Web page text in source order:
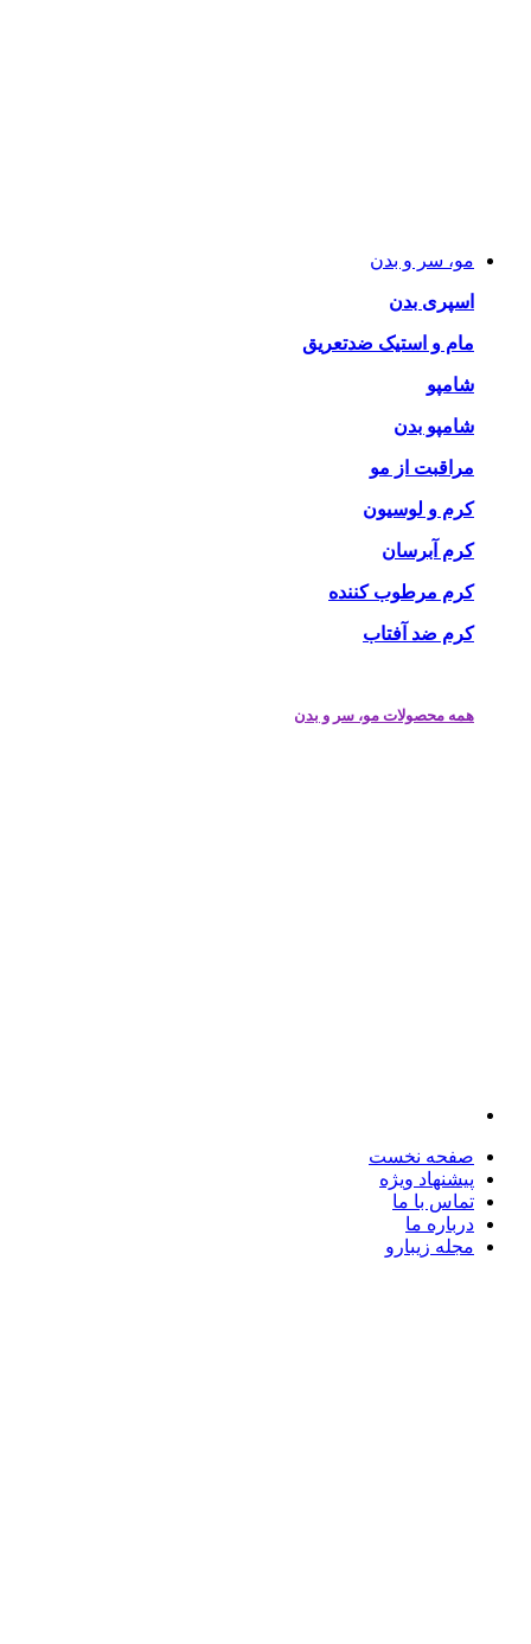
مو، سر و بدن
اسپری بدن
مام و استیک ضدتعریق
شامپو
شامپو بدن
مراقبت از مو
کرم و لوسیون
کرم آبرسان
کرم مرطوب کننده
کرم ضد آفتاب
همه محصولات مو، سر و بدن
صفحه نخست
پیشنهاد ویژه
تماس با ما
درباره ما
مجله زیبارو